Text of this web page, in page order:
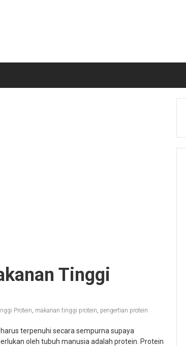
Tinggi
Protein, makanan tinggi protein, pengertian protein
terpenuhi secara sempurna supaya
oleh tubuh manusia adalah protein. Protein